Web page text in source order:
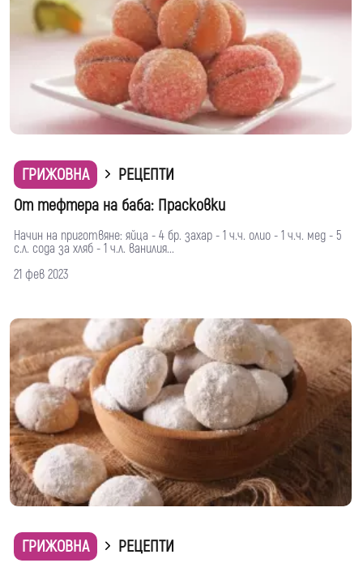
ГРИЖОВНА
РЕЦЕПТИ
От тефтера на баба: Прасковки
Начин на приготвяне: яйца - 4 бр. захар - 1 ч.ч. олио - 1 ч.ч. мед - 5
с.л. сода за хляб - 1 ч.л. ванилия...
21 фев 2023
ГРИЖОВНА
РЕЦЕПТИ